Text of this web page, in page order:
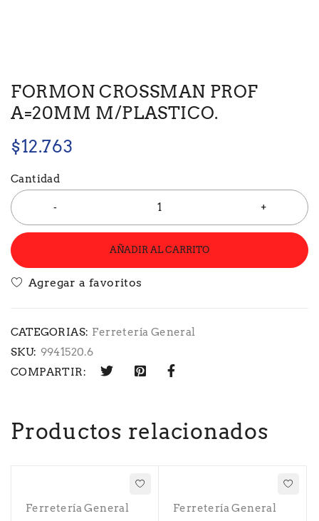
FORMON CROSSMAN PROF
A=20MM M/PLASTICO.
$12.763
Cantidad
AÑADIR AL CARRITO
CATEGORIAS: Ferretería General
SKU: 9941520.6
COMPARTIR:
Productos relacionados
Ferretería General
Ferretería General